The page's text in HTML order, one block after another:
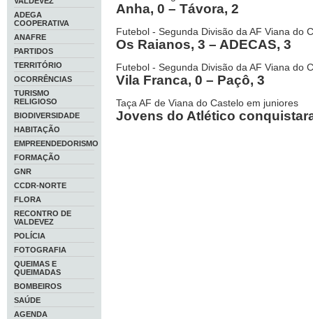
ADEGA
COOPERATIVA
ANAFRE
PARTIDOS
TERRITÓRIO
OCORRÊNCIAS
TURISMO
RELIGIOSO
BIODIVERSIDADE
HABITAÇÃO
EMPREENDEDORISMO
FORMAÇÃO
GNR
CCDR-NORTE
FLORA
RECONTRO DE
VALDEVEZ
POLÍCIA
FOTOGRAFIA
QUEIMAS E
QUEIMADAS
BOMBEIROS
SAÚDE
AGENDA
Anha, 0 – Távora, 2
Futebol - Segunda Divisão da AF Viana do
Os Raianos, 3 – ADECAS, 3
Futebol - Segunda Divisão da AF Viana do
Vila Franca, 0 – Paçô, 3
Taça AF de Viana do Castelo em juniores
Jovens do Atlético